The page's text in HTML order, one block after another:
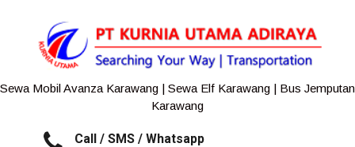
Sewa Mobil Avanza Karawang | Sewa Elf Karawang | Bus Jemputan
Karawang
Call / SMS / Whatsapp